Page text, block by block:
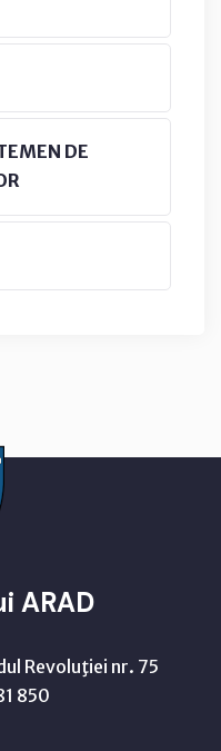
DE
ARAD
Revoluţiei nr. 75
850